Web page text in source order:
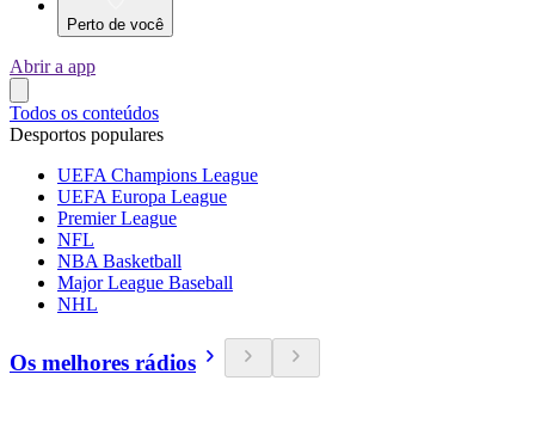
Perto de você
Abrir a app
Todos os conteúdos
Desportos populares
UEFA Champions League
UEFA Europa League
Premier League
NFL
NBA Basketball
Major League Baseball
NHL
Os melhores rádios